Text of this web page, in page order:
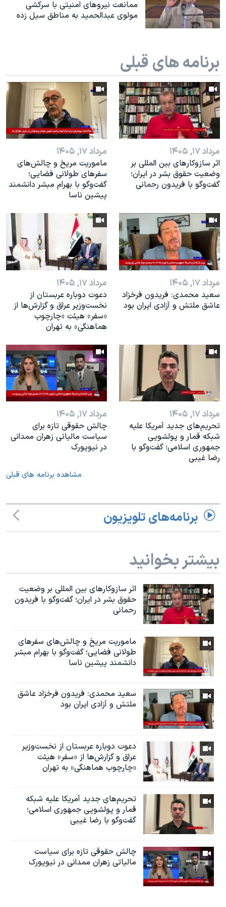
نرگس محمدی برنده جایزه نوبل صلح
صفحه‌های ویژه
سفر پرزیدنت ترامپ به چین
ممانعت نیروهای امنیتی با سرکشی
مولوی عبدالحمید به مناطق سیل زده
برنامه های قبلی
مرداد ۱۷, ۱۴۰۵
اثر ساز‌و‌کارهای بین المللی بر
وضعیت حقوق بشر در ایران؛
گفت‌وگو با فریدون رحمانی
مرداد ۱۷, ۱۴۰۵
ماموریت مریخ و چالش‌های
سفرهای طولانی فضایی؛
گفت‌وگو با بهرام مبشر دانشمند
پیشین ناسا
مرداد ۱۷, ۱۴۰۵
سعید محمدی: فریدون فرخزاد
عاشق ملتش و آزادی ایران بود
مرداد ۱۷, ۱۴۰۵
دعوت دوباره عربستان از
نخست‌وزیر عراق و گزارش‌ها از
«سفر» هیئت «چارچوب
هماهنگی» به تهران
مرداد ۱۷, ۱۴۰۵
تحریم‌های جدید آمریکا علیه
شبکه قمار و پولشویی
جمهوری اسلامی؛ گفت‌وگو با
رضا غیبی
مرداد ۱۷, ۱۴۰۵
چالش حقوقی تازه برای
سیاست مالیاتی زهران ممدانی
در نیویورک
مشاهده برنامه های قبلی
برنامه‌های تلویزیون
بیشتر بخوانید
اثر ساز‌و‌کارهای بین المللی بر وضعیت
حقوق بشر در ایران؛ گفت‌وگو با فریدون
رحمانی
ماموریت مریخ و چالش‌های سفرهای
طولانی فضایی؛ گفت‌وگو با بهرام مبشر
دانشمند پیشین ناسا
سعید محمدی: فریدون فرخزاد عاشق
ملتش و آزادی ایران بود
دعوت دوباره عربستان از نخست‌وزیر
عراق و گزارش‌ها از «سفر» هیئت
«چارچوب هماهنگی» به تهران
تحریم‌های جدید آمریکا علیه شبکه
قمار و پولشویی جمهوری اسلامی؛
گفت‌وگو با رضا غیبی
چالش حقوقی تازه برای سیاست
مالیاتی زهران ممدانی در نیویورک